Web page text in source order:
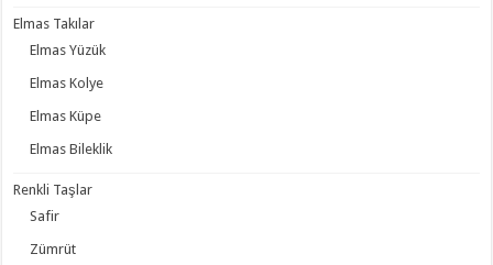
Elmas Takılar
Elmas Yüzük
Elmas Kolye
Elmas Küpe
Elmas Bileklik
Renkli Taşlar
Safir
Zümrüt